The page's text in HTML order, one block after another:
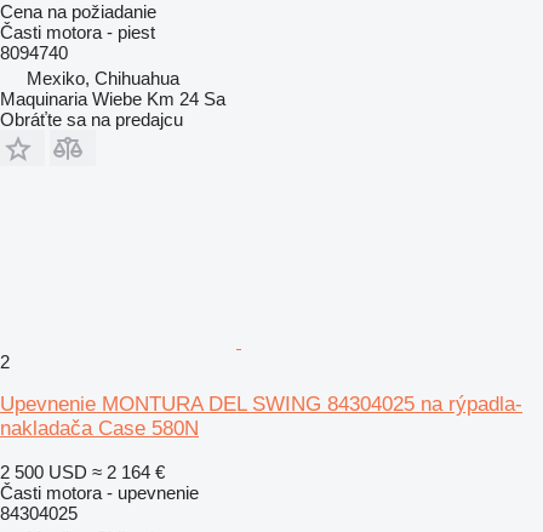
Cena na požiadanie
Časti motora - piest
8094740
Mexiko, Chihuahua
Maquinaria Wiebe Km 24 Sa
Obráťte sa na predajcu
2
Upevnenie MONTURA DEL SWING 84304025 na rýpadla-
nakladača Case 580N
2 500 USD ≈ 2 164 €
Časti motora - upevnenie
84304025